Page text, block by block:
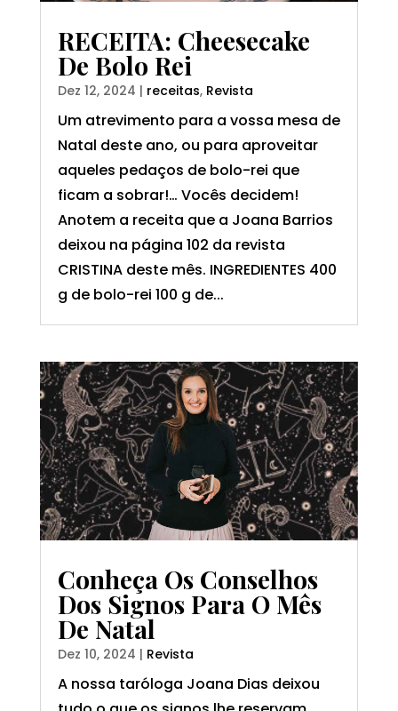
RECEITA: Cheesecake
De Bolo Rei
Dez 12, 2024 | receitas, Revista
Um atrevimento para a vossa mesa de
Natal deste ano, ou para aproveitar
aqueles pedaços de bolo-rei que
ficam a sobrar!… Vocês decidem!
Anotem a receita que a Joana Barrios
deixou na página 102 da revista
CRISTINA deste mês. INGREDIENTES 400
g de bolo-rei 100 g de...
Conheça Os Conselhos
Dos Signos Para O Mês
De Natal
Dez 10, 2024 | Revista
A nossa taróloga Joana Dias deixou